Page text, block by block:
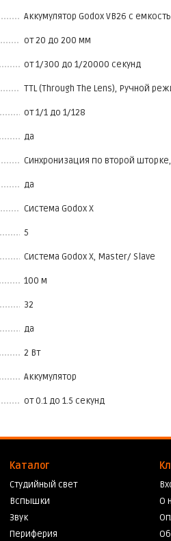
Аккумулятор Godox VB26 с
от 20 до 200 мм
от 1/300 до 1/20000 секунд
TTL (Through The Lens), Ручной
от 1/1 до 1/128
да
Синхронизация по второй
да
Система Godox X
5
Система Godox X, Master/ Slave
100 м
32
да
2 Вт
Аккумулятор
от 0.1 до 1.5 секунд
Каталог
Студийный свет
Вспышки
Звук
Периферия
О